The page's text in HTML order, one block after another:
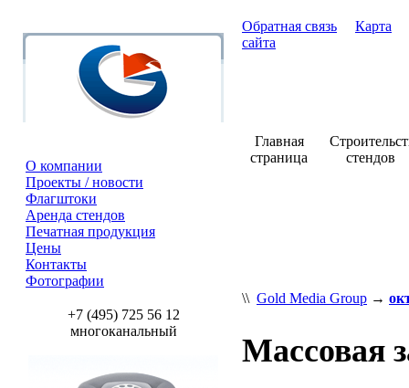
Главная
страница
стендов
О компании
Проекты / новости
Флагштоки
Аренда стендов
Печатная продукция
Цены
Контакты
Фотографии
+7 (495) 725 56 12
многоканальный
Обратная связь
Карта
сайта
\\ Gold Media Group →
Массовая